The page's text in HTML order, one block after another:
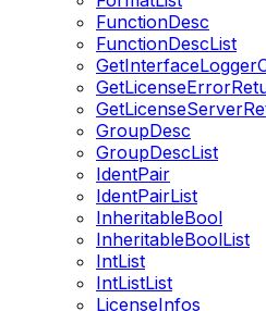
FunctionDesc
FunctionDescList
GroupDesc
GroupDescList
IdentPair
IdentPairList
InheritableBool
InheritableBoolList
IntList
IntListList
LicenseInfos